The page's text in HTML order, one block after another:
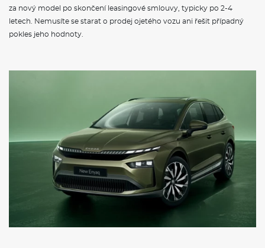
za nový model po skončení leasingové smlouvy, typicky po 2-4
letech. Nemusíte se starat o prodej ojetého vozu ani řešit případný
pokles jeho hodnoty.